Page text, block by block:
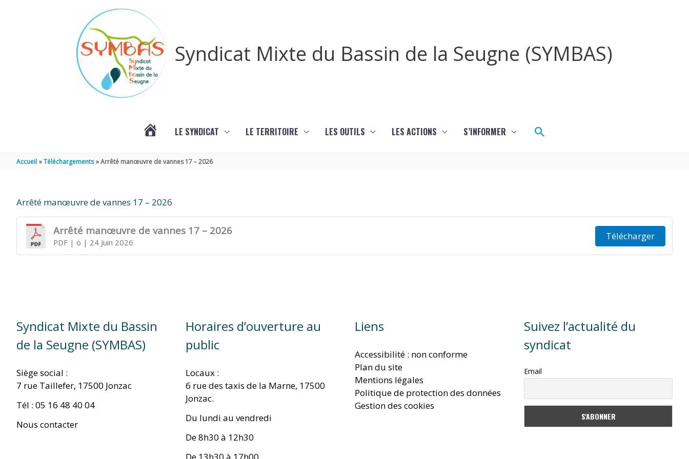
Syndicat Mixte du Bassin de la Seugne (SYMBAS)
LE SYNDICAT LE TERRITOIRE LES OUTILS LES ACTIONS S’INFORMER Rechercher
Accueil Téléchargements Arrêté manœuvre de vannes 17 – 2026
Arrêté manœuvre de vannes 17 – 2026
Arrêté manœuvre de vannes 17 – 2026
PDF| o | 24 Juin 2026
Télécharger
Syndicat Mixte du Bassin
de la Seugne (SYMBAS)
Siège social :
7 rue Taillefer, 17500 Jonzac
Tél : 05 16 48 40 04
Nous contacter
Horaires d’ouverture au
public
Locaux :
6 rue des taxis de la Marne, 17500
Jonzac.
Du lundi au vendredi
De 8h30 à 12h30
De 13h30 à 17h00
Liens
Accessibilité : non conforme
Plan du site
Mentions légales
Politique de protection des données
Gestion des cookies
Suivez l’actualité du
syndicat
Email